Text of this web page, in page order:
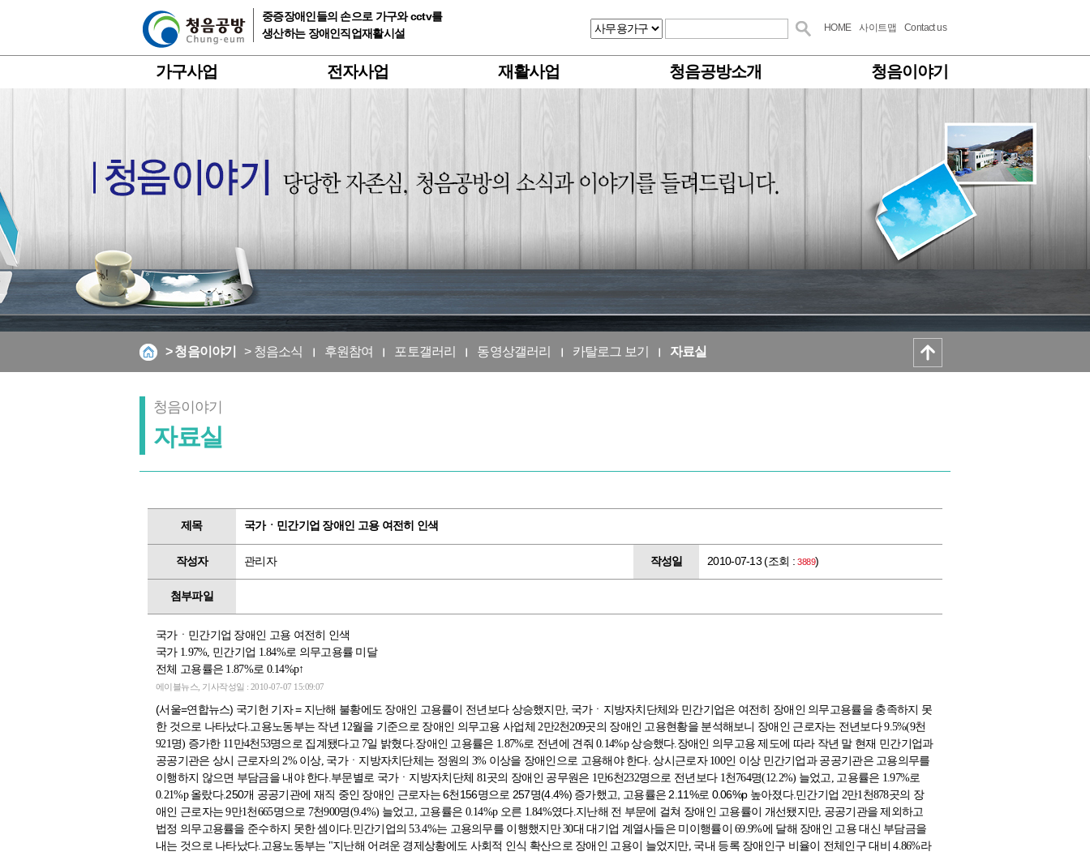
HOME 사이트맵 Contact us
중증장애인들의 손으로 가구와 cctv를
생산하는 장애인직업재활시설
가구사업 전자사업 재활사업 청음공방소개 청음이야기
> 청음이야기 > 청음소식 후원참여 포토갤러리 동영상갤러리 카탈로그 보기 자료실
청음이야기
자료실
제목 국가ㆍ민간기업 장애인 고용 여전히 인색
작성자 관리자 작성일 2010-07-13 (조회 :3889)
첨부파일
국가ㆍ민간기업 장애인 고용 여전히 인색
국가 1.97%, 민간기업 1.84%로 의무고용률 미달
전체 고용률은 1.87%로 0.14%p↑
에이블뉴스, 기사작성일 : 2010-07-07 15:09:07
(서울=연합뉴스) 국기헌 기자 = 지난해 불황에도 장애인 고용률이 전년보다 상승했지만, 국가ㆍ지방자치단체와 민간기업은 여전히 장애인 의무고용률을 충족하지 못
한 것으로 나타났다. 고용노동부는 작년 12월을 기준으로 장애인 의무고용 사업체 2만2천209곳의 장애인 고용현황을 분석해보니 장애인 근로자는 전년보다 9.5%(9천
921명) 증가한 11만4천53명으로 집계됐다고 7일 밝혔다.장애인 고용률은 1.87%로 전년에 견줘 0.14%p 상승했다.장애인 의무고용 제도에 따라 작년 말 현재 민간기업과
공공기관은 상시 근로자의 2% 이상, 국가ㆍ지방자치단체는 정원의 3% 이상을 장애인으로 고용해야 한다. 상시근로자 100인 이상 민간기업과 공공기관은 고용의무를
이행하지 않으면 부담금을 내야 한다.부문별로 국가ㆍ지방자치단체 81곳의 장애인 공무원은 1만6천232명으로 전년보다 1천764명(12.2%) 늘었고, 고용률은 1.97%로
0.21%p 올랐다.250개 공공기관에 재직 중인 장애인 근로자는 6천156명으로 257명(4.4%) 증가했고, 고용률은 2.11%로 0.06%p 높아졌다. 민간기업 2만1천878곳의 장
애인 근로자는 9만1천665명으로 7천900명(9.4%) 늘었고, 고용률은 0.14%p 오른 1.84%였다.지난해 전 부문에 걸쳐 장애인 고용률이 개선됐지만, 공공기관을 제외하고
법정 의무고용률을 준수하지 못한 셈이다.민간기업의 53.4%는 고용의무를 이행했지만 30대 대기업 계열사들은 미이행률이 69.9%에 달해 장애인 고용 대신 부담금을
내는 것으로 나타났다.고용노동부는 "지난해 어려운 경제상황에도 사회적 인식 확산으로 장애인 고용이 늘었지만, 국내 등록 장애인구 비율이 전체인구 대비 4.86%라